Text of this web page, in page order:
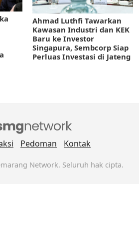
Ahmad Luthfi Tawarkan
Kawasan Industri dan KEK
Baru ke Investor
Singapura, Sembcorp Siap
Perluas Investasi di Jateng
Pedoman Kontak
Network. Seluruh hak cipta.